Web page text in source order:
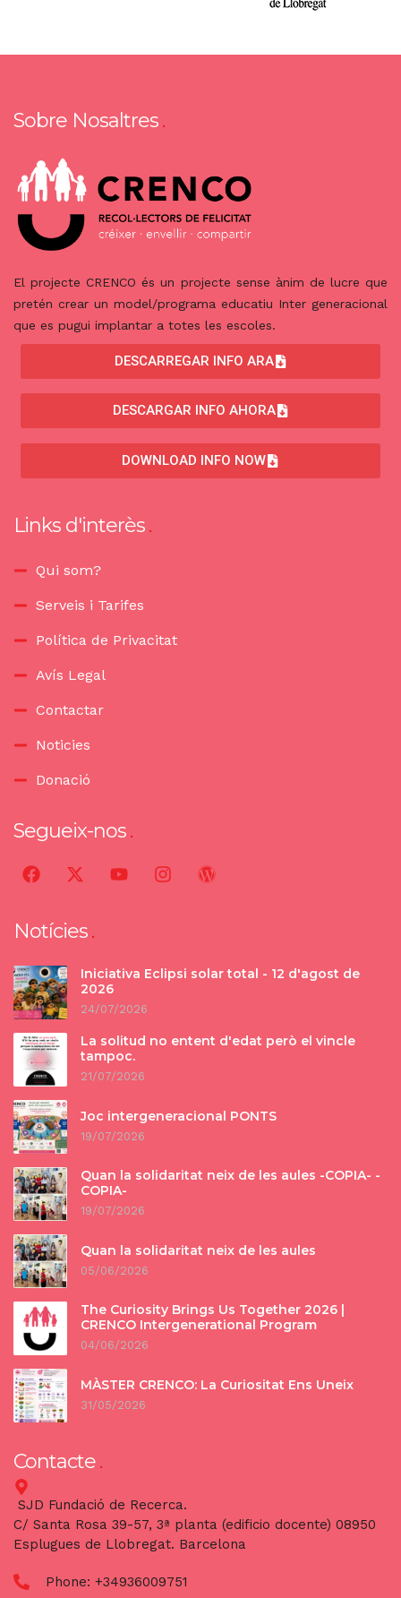
Sobre Nosaltres
El projecte CRENCO és un projecte sense ànim de lucre que
pretén crear un model/programa educatiu Inter generacional
que es pugui implantar a totes les escoles.
DESCARREGAR INFO ARA
DESCARGAR INFO AHORA
DOWNLOAD INFO NOW
Links d'interès
Qui som?
Serveis i Tarifes
Política de Privacitat
Avís Legal
Contactar
Noticies
Donació
Segueix-nos
Notícies
Iniciativa Eclipsi solar total - 12 d'agost de
2026
24/07/2026
La solitud no entent d'edat però el vincle
tampoc.
21/07/2026
Joc intergeneracional PONTS
19/07/2026
Quan la solidaritat neix de les aules -COPIA- -
COPIA-
19/07/2026
Quan la solidaritat neix de les aules
05/06/2026
The Curiosity Brings Us Together 2026 |
CRENCO Intergenerational Program
04/06/2026
MÀSTER CRENCO: La Curiositat Ens Uneix
31/05/2026
Contacte
SJD Fundació de Recerca.
C/ Santa Rosa 39-57, 3ª planta (edificio docente) 08950
Esplugues de Llobregat. Barcelona
Phone: +34936009751